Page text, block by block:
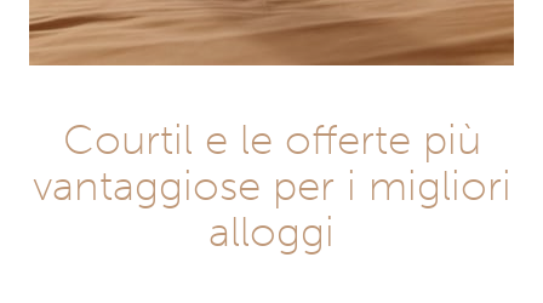
Courtil e le offerte più
vantaggiose per i migliori
alloggi